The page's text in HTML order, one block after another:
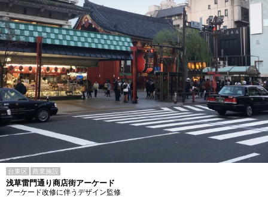
台東区 商業施設
浅草雷門通り商店街アーケード
アーケード改修に伴うデザイン監修